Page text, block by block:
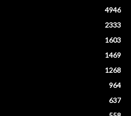
4946
2333
1603
1469
1268
964
637